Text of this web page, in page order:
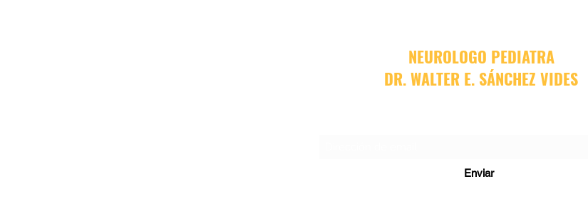
NEUROLOGO PEDIATRA
DR. WALTER E. SÁNCHEZ VIDES
Enviar